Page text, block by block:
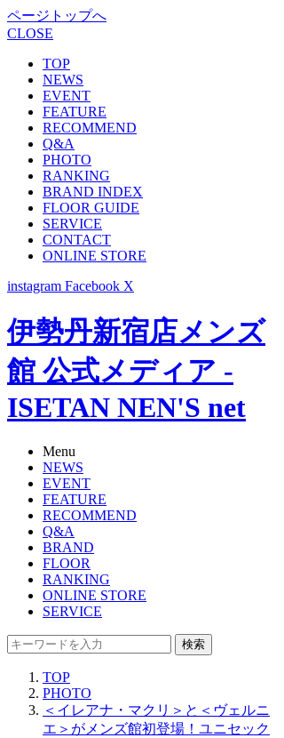
ページトップへ
CLOSE
TOP
NEWS
EVENT
FEATURE
RECOMMEND
Q&A
PHOTO
RANKING
BRAND INDEX
FLOOR GUIDE
SERVICE
CONTACT
ONLINE STORE
instagram Facebook X
伊勢丹新宿店メンズ
館 公式メディア -
ISETAN NEN'S net
Menu
NEWS
EVENT
FEATURE
RECOMMEND
Q&A
BRAND
FLOOR
RANKING
ONLINE STORE
SERVICE
検索
TOP
PHOTO
＜イレアナ・マクリ＞と＜ヴェルニ
エ＞がメンズ館初登場！ユニセック